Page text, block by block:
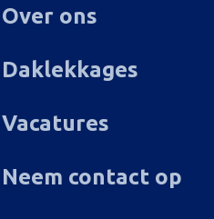
Over ons
Daklekkages
Vacatures
Neem contact op